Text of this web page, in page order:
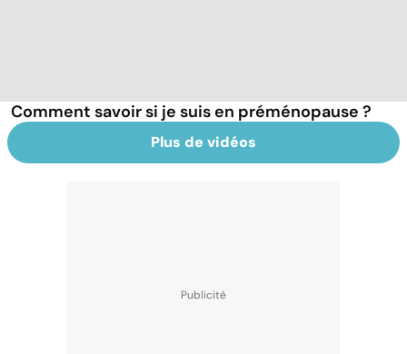
Comment savoir si je suis en préménopause ?
Plus de vidéos